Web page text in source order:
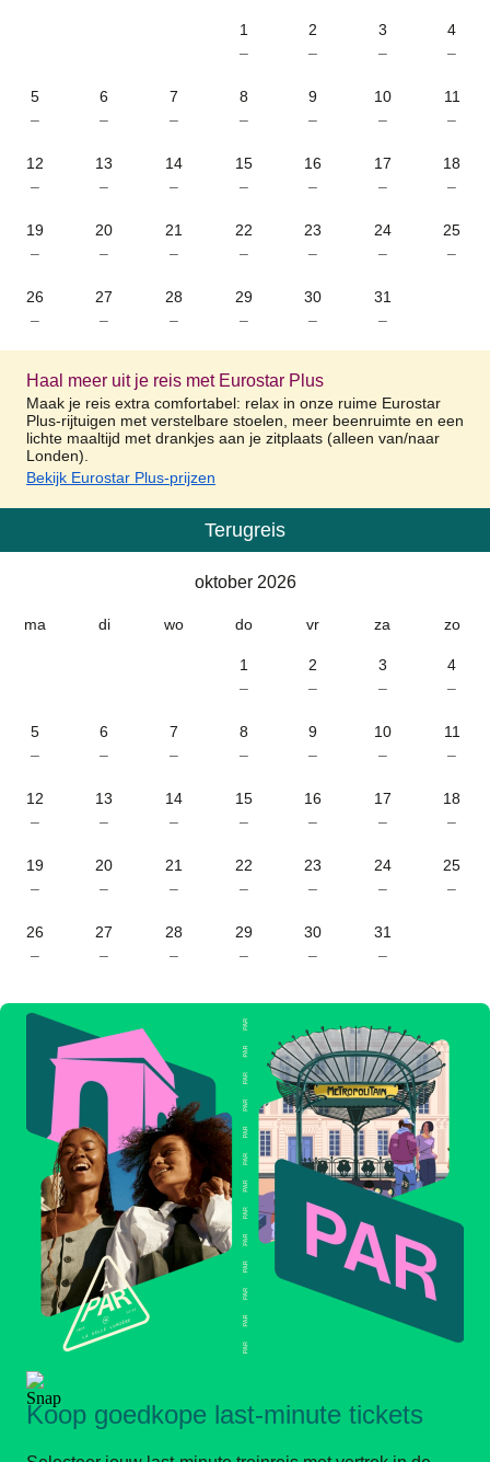
1
–
2
–
3
–
4
–
5
–
6
–
7
–
8
–
9
–
10
–
11
–
12
–
13
–
14
–
15
–
16
–
17
–
18
–
19
–
20
–
21
–
22
–
23
–
24
–
25
–
26
–
27
–
28
–
29
–
30
–
31
–
Haal meer uit je reis met Eurostar Plus
Maak je reis extra comfortabel: relax in onze ruime Eurostar
Plus-rijtuigen met verstelbare stoelen, meer beenruimte en een
lichte maaltijd met drankjes aan je zitplaats (alleen van/naar
Londen).
Bekijk Eurostar Plus-prijzen
Kalender
Terugreis
oktober 2026
ma di wo do vr za zo
1
–
2
–
3
–
4
–
5
–
6
–
7
–
8
–
9
–
10
–
11
–
12
–
13
–
14
–
15
–
16
–
17
–
18
–
19
–
20
–
21
–
22
–
23
–
24
–
25
–
26
–
27
–
28
–
29
–
30
–
31
–
Koop goedkope last-minute tickets